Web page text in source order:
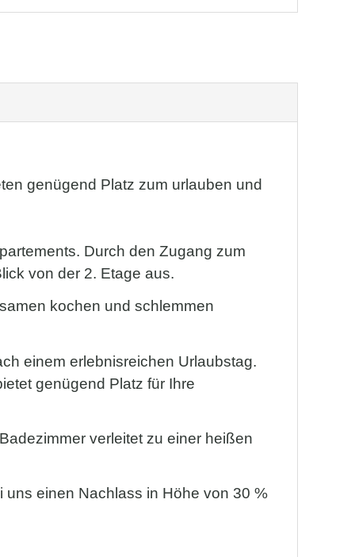
genügend Platz zum urlauben und
Durch den Zugang zum
von der 2. Etage aus.
kochen und schlemmen
einem erlebnisreichen Urlaubstag.
genügend Platz für Ihre
verleitet zu einer heißen
uns einen Nachlass in Höhe von 30 %